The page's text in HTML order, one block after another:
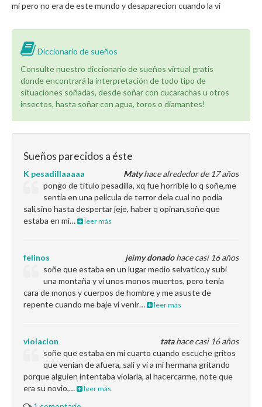
mi pero no era de este mundo y desaparecion cuando la vi
Diccionario de sueños
Consulte nuestro diccionario de sueños virtual gratis
donde encontrará la interpretación de todo tipo de
situaciones soñadas, desde soñar con cucarachas u otros
insectos, hasta soñar con agua, toros o diamantes!
Sueños parecidos a éste
Matyhace alrededor de 17 años
K pesadillaaaaa
pongo de titulo pesadilla, xq fue horrible lo q soñe,me
sentia en una pelicula de terror dela cual no podia
sali,sino hasta despertar jeje, haber q opinan,soñe que
estaba en mi…
leer más
jeimy donadohace casi 16 años
felinos
soñe que estaba en un lugar medio selvatico,y subi
una montaña y vi unos monos muertos, pero tenia
cara de monos y cuerpos de hombre y me asuste de
repente cuando me baje vi venir…
leer más
tatahace casi 16 años
violacion
soñe que estaba en mi cuarto cuando escuche gritos
que venian de afuera, sali y vi a mi hermana gritando
porque alguien intentaba violarla, al hacercarme, note que
era su novio,…
leer más